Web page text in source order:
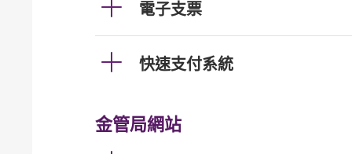
電子支票
快速支付系統
金管局網站